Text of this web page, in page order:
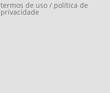
termos de uso / política de
privacidade